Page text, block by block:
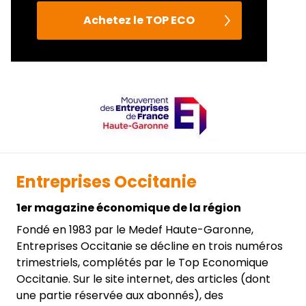
Achetez le TOP ECO
Entreprises Occitanie
1er magazine économique de la région
Fondé en 1983 par le Medef Haute-Garonne,
Entreprises Occitanie se décline en trois numéros
trimestriels, complétés par le Top Economique
Occitanie. Sur le site internet, des articles (dont
une partie réservée aux abonnés), des